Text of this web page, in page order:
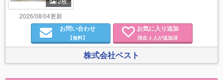
2026/08/04更新
お問い合わせ
【無料】
お気に入り追加
現在 4 人が追加済
株式会社ベスト